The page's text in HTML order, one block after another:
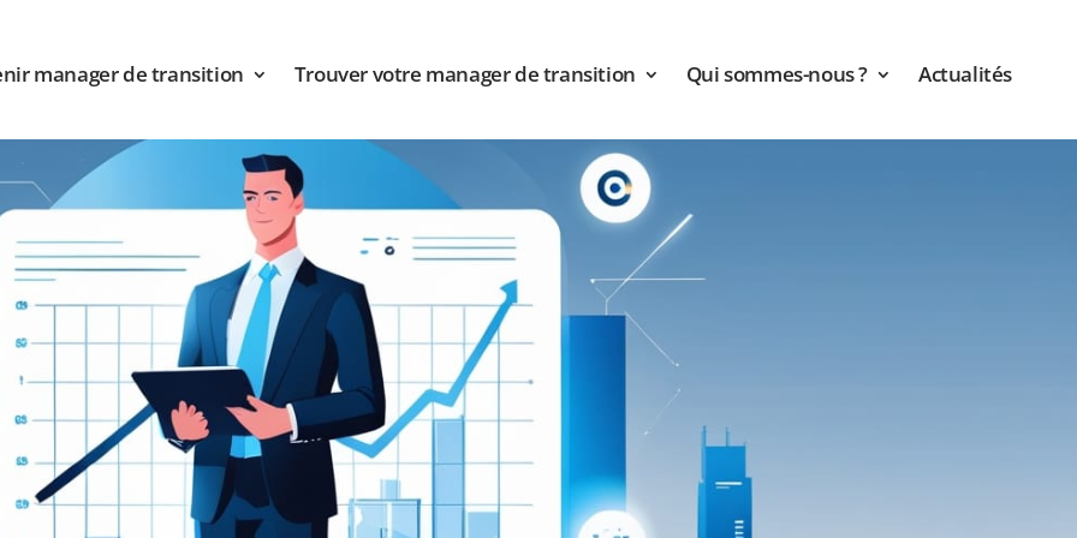
manager de transition Trouver votre manager de transition Qui sommes-nous ? Actualités